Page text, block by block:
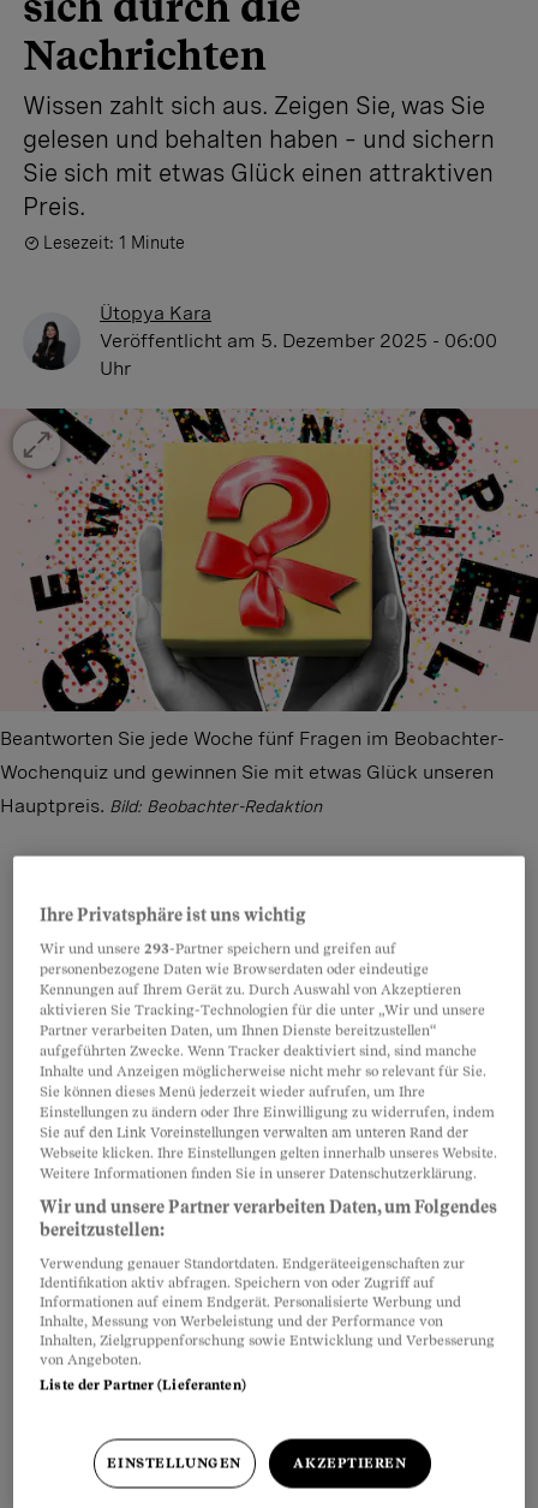
Nachrichten
Wissen zahlt sich aus. Zeigen Sie, was Sie
gelesen und behalten haben – und sichern
Sie sich mit etwas Glück einen attraktiven
Preis.
Lesezeit: 1 Minute
Ütopya Kara
Veröffentlicht am 5. Dezember 2025 - 06:00
Uhr
Beantworten Sie jede Woche fünf Fragen im Beobachter-
Wochenquiz und gewinnen Sie mit etwas Glück unseren
Hauptpreis. Bild: Beobachter-Redaktion
Teilen Anhören Merken Kommentare
Artikel teilen
Haben Sie diese Woche aufmerksam
mitgelesen? Unsere junge Leserin Leonie und
unser junger Leser Jim haben am Zukunftstag
für Sie das Wochenquiz erstellt und möchten Sie
nun auf die Probe stellen. Beantworten Sie fünf
Fragen und sichern Sie sich – neben spannenden
Einblicken in die Themen der Woche – die
Chance auf unseren aktuellen Wochenpreis:
einen Gutschein von Sprüngli im Wert von
50 Franken.Mitmachen lohnt sich!
Partnerinhalte
Ihre Privatsphäre ist uns wichtig
Wir und unsere293-Partner speichern und greifen auf
personenbezogene Daten wie Browserdaten oder eindeutige
Kennungen auf Ihrem Gerät zu. Durch Auswahl von Akzeptieren
aktivieren Sie Tracking-Technologien für die unter „Wir und unsere
Partner verarbeiten Daten, um Ihnen Dienste bereitzustellen“
aufgeführten Zwecke. Wenn Tracker deaktiviert sind, sind manche
Inhalte und Anzeigen möglicherweise nicht mehr so relevant für Sie.
Sie können dieses Menü jederzeit wieder aufrufen, um Ihre
Einstellungen zu ändern oder Ihre Einwilligung zu widerrufen, indem
Sie auf den Link Voreinstellungen verwalten am unteren Rand der
Webseite klicken. Ihre Einstellungen gelten innerhalb unseres Website.
Weitere Informationen finden Sie in unserer Datenschutzerklärung.
Wir und unsere Partner verarbeiten Daten, um Folgendes
bereitzustellen:
Verwendung genauer Standortdaten. Endgeräteeigenschaften zur
Identifikation aktiv abfragen. Speichern von oder Zugriff auf
Informationen auf einem Endgerät. Personalisierte Werbung und
Inhalte, Messung von Werbeleistung und der Performance von
Inhalten, Zielgruppenforschung sowie Entwicklung und Verbesserung
von Angeboten.
Liste der Partner (Lieferanten)
EINSTELLUNGEN AKZEPTIEREN